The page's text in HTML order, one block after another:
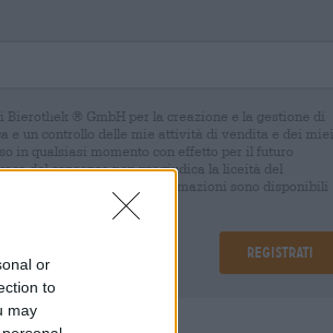
or
to
may
® GmbH per la creazione e la gestione di
e un controllo delle mie attività di vendita e dei miei
in qualsiasi momento con effetto per il futuro
del consenso non pregiudica la liceità del
della revoca. Ulteriori informazioni sono disponibili
Registrati
€ 0,08